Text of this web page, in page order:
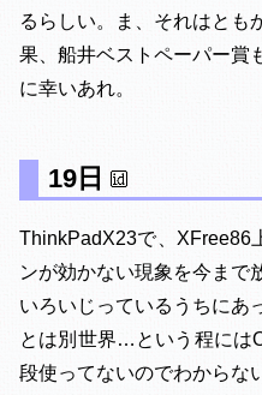
るらしい。ま、それはとも
果、船井ベストペーパー賞
に幸いあれ。
19日
ThinkPadX23で、XFree86
ンが効かない現象を今まで
いろいじっているうちにあ
とは別世界…という程には
段使ってないのでわからな